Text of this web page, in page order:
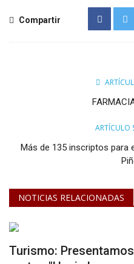
Compartir
ARTÍCULO
Más de 135 inscriptos para
NOTICIAS RELACIONADAS
Turismo: